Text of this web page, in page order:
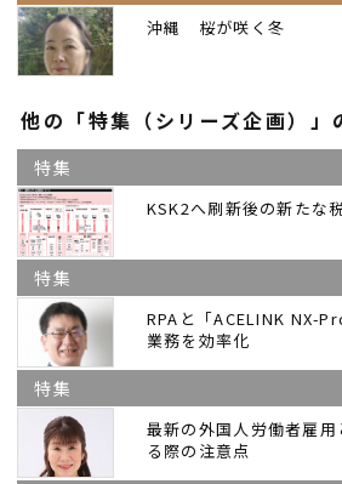
沖縄 桜が咲く冬
他の「特集（シリーズ企画）」
特集
KSK2へ刷新後の新たな
特集
RPAと「ACELINK NX-
業務を効率化
特集
最新の外国人労働者雇
る際の注意点